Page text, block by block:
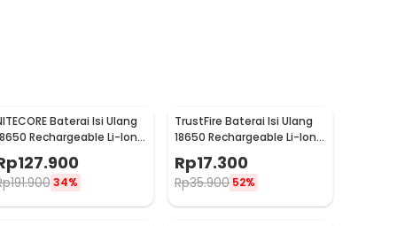
Baterai Isi Ulang
Rechargeable Li-Ion
127.900
191.900 34%
TrustFire Baterai Isi Ulang
18650 Rechargeable Li-Ion
3.7V 6000mAh 1PC -
BRC18650
Rp17.300
Rp35.900 52%